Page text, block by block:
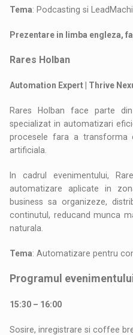
Tema: Podcasting si
Prezentare in limba engleza,
Rares Holban
Automation Expert | Thrive
Rares Holban face parte
specializat in automatizari
procesele fara a transforma
artificiala.
In cadrul evenimentului,
automatizare aplicate in
business sa organizeze,
continutul, reducand munca
naturala.
Tema: Automatizare pentru
Programul
15:30 – 16:00
Sosire, inregistrare si coffee